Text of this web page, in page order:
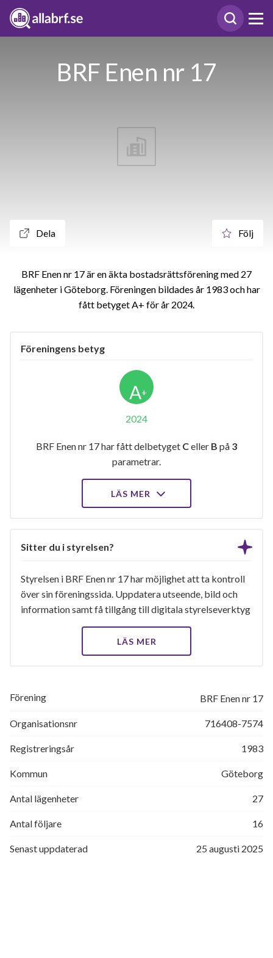
BRF Enen nr 17
Dela Följ
BRF Enen nr 17 är en äkta bostadsrättsförening med 27
lägenheter i Göteborg. Föreningen bildades år 1983 och har
fått betyget A+ för år 2024
Föreningens betyg
A+
2024
BRF Enen nr 17 har fått delbetyget Celler B på 3
parametrar.
LÄS MER
Sitter du i styrelsen?
Styrelsen i BRF Enen nr 17 har möjlighet att ta kontroll
över sin föreningssida. Uppdatera utseende, bild och
information samt få tillgång till digitala styrelseverktyg
LÄS MER
Förening BRF Enen nr 17
Organisationsnr 716408-7574
Registreringsår 1983
Kommun Göteborg
Antal lägenheter 27
Antal följare 16
Senast uppdaterad 25 augusti 2025